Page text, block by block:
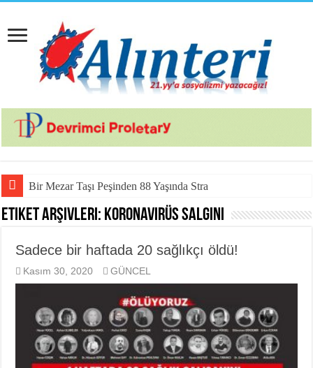
Bir Mezar Taşı Peşinden 88 Yaşında Strazburg’tan Cûdî’
Etiket Arşivleri: koronavirüs salgını
Sadece bir haftada 20 sağlıkçı öldü!
Kasım 30, 2020 GÜNCEL